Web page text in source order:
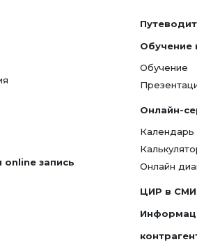
online запись
Обучение
Обучение
Онлайн-
Календарь
Онлайн
ЦИР в СМИ